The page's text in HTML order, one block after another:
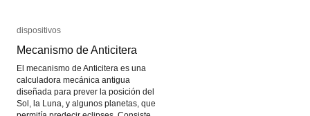
dispositivos
Mecanismo de Anticitera
El mecanismo de Anticitera es una
calculadora mecánica antigua
diseñada para prever la posición del
Sol, la Luna, y algunos planetas, que
dispositivos
Mecanismo de Anticitera